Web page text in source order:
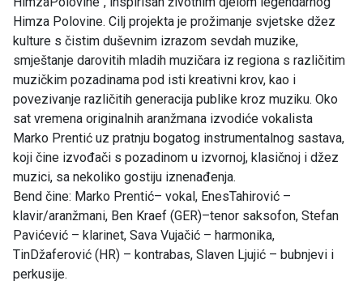
Himza Polovine. Cilj projekta je prožimanje svjetske džez
kulture s čistim duševnim izrazom sevdah muzike,
smještanje darovitih mladih muzičara iz regiona s različitim
muzičkim pozadinama pod isti kreativni krov, kao i
povezivanje različitih generacija publike kroz muziku. Oko
sat vremena originalnih aranžmana izvodiće vokalista
Marko Prentić uz pratnju bogatog instrumentalnog sastava,
koji čine izvođači s pozadinom u izvornoj, klasičnoj i džez
muzici, sa nekoliko gostiju iznenađenja.
Bend čine: Marko Prentić– vokal, EnesTahirović –
klavir/aranžmani, Ben Kraef (GER)–tenor saksofon, Stefan
Pavićević – klarinet, Sava Vujačić – harmonika,
TinDžaferović (HR) – kontrabas, Slaven Ljujić – bubnjevi i
perkusije.